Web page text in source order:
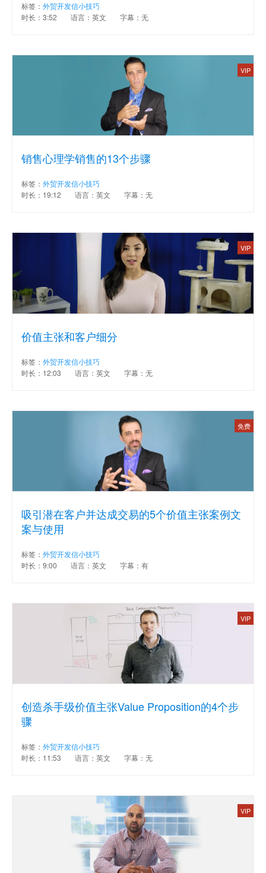
标签： 外贸开发信小技巧
时长：3:52
语言：英文 字幕：无
销售心理学销售的13个步骤
VIP
标签： 外贸开发信小技巧
时长：19:12
语言：英文 字幕：无
价值主张和客户细分
VIP
标签： 外贸开发信小技巧
时长：12:03
语言：英文 字幕：无
吸引潜在客户并达成交易的5个价值主张案例文
案与使用
免费
标签： 外贸开发信小技巧
时长：9:00
语言：英文 字幕：有
创造杀手级价值主张Value Proposition的4个步
骤
VIP
标签： 外贸开发信小技巧
时长：11:53
语言：英文 字幕：无
VIP